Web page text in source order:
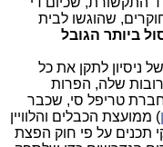
שהוגשו לבית
ביותר הגובל
של ניסיון לתקן את כל
שלה, הפרות
טריפל סי, שכבר
) ממועצת הכבלים והלוויין
תכנים על פי חוק הפצת